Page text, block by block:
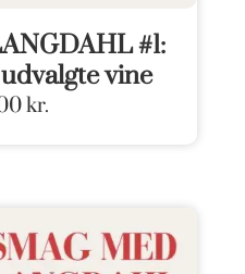
#1:
vine
kr.